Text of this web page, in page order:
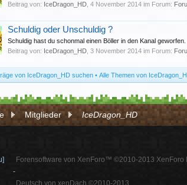
Beitrag von: IceDragon_HD 4 November 2014 im Forum:
Schuldig oder Unschuldig ?
Schuldig hast du schonmal einen Böller in den Kanal geworfen.
Beitrag von: IceDragon_HD 3 November 2014 im Forum:
von IceDragon_HD suchen Alle Themen von
Mitglieder IceDragon_HD
Forensoftware von XenForo™ ©2010-2013 XenForo
-
Deutsch von xenDach ©2010-2013